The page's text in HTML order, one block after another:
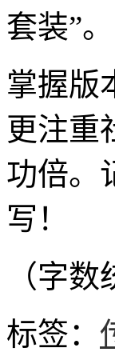
套装”。
掌握版
更注重
功倍。
写！
（字
标签：